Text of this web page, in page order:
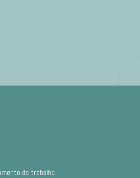
do trabalho